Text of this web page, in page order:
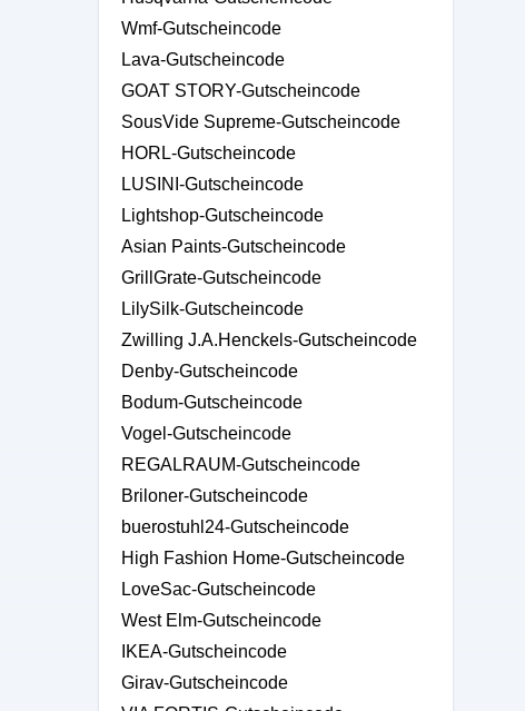
Wmf-Gutscheincode
Lava-Gutscheincode
GOAT STORY-Gutscheincode
SousVide Supreme-Gutscheincode
HORL-Gutscheincode
LUSINI-Gutscheincode
Lightshop-Gutscheincode
Asian Paints-Gutscheincode
GrillGrate-Gutscheincode
LilySilk-Gutscheincode
Zwilling J.A.Henckels-Gutscheincode
Denby-Gutscheincode
Bodum-Gutscheincode
Vogel-Gutscheincode
REGALRAUM-Gutscheincode
Briloner-Gutscheincode
buerostuhl24-Gutscheincode
High Fashion Home-Gutscheincode
LoveSac-Gutscheincode
West Elm-Gutscheincode
IKEA-Gutscheincode
Girav-Gutscheincode